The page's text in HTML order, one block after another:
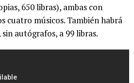
650 libras), ambas con
cuatro músicos. También habrá
autógrafos, a 99 libras.